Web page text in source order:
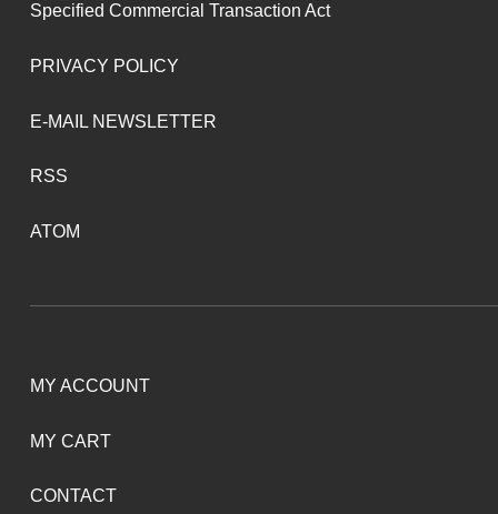
Specified Commercial Transaction Act
PRIVACY POLICY
E-MAIL NEWSLETTER
RSS
ATOM
MY ACCOUNT
MY CART
CONTACT